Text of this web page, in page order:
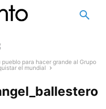
para hacer grande al Grupo
el mundial